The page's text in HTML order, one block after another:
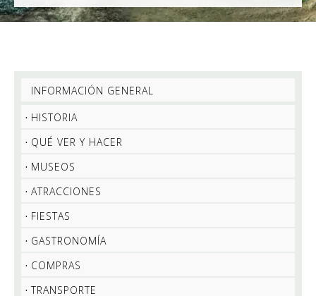
INFORMACIÓN GENERAL
HISTORIA
QUÉ VER Y HACER
MUSEOS
ATRACCIONES
FIESTAS
GASTRONOMÍA
COMPRAS
TRANSPORTE